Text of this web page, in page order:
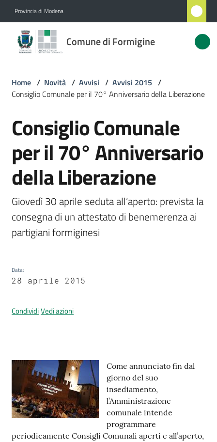
Provincia di Modena
Comune di Formigine
Comune
di
Novità
Menu selezionato
Servizi
Vivere
Formigine
appuntamenti
l
l
a
t
e
o
Home / Novità / Avvisi / Avvisi 2015 /
Consiglio Comunale per il 70° Anniversario della Liberazione
Salta al contenuto
Consiglio Comunale
per il 70° Anniversario
della Liberazione
Giovedì 30 aprile seduta all’aperto: prevista la
consegna di un attestato di benemerenza ai
partigiani formiginesi
Data:
28 aprile 2015
CondividiVedi azioni
Contenuto
Come annunciato fin dal
giorno del suo
insediamento,
l’Amministrazione
comunale intende
programmare
periodicamente Consigli Comunali aperti e all’aperto,